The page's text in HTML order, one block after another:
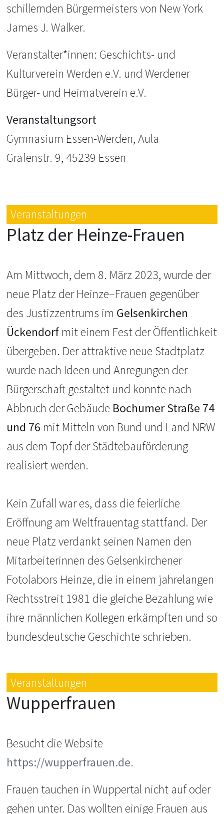
schillernden Bürgermeisters von New York
James J. Walker.
Veranstalter*innen: Geschichts- und
Kulturverein Werden e.V. und Werdener
Bürger- und Heimatverein e.V.
Veranstaltungsort
Gymnasium Essen-Werden, Aula
Grafenstr. 9, 45239 Essen
Veranstaltungen
Platz der Heinze-Frauen
Am Mittwoch, dem 8. März 2023,wurde der
neue Platzder Heinze–Frauen gegenüber
des Justizzentrums im Gelsenkirchen
Ückendorfmit einem Fest der Öffentlichkeit
übergeben. Der attraktive neue Stadtplatz
wurde nach Ideen und Anregungen der
Bürgerschaft gestaltet und konnte nach
Abbruch der Gebäude Bochumer Straße 74
und 76 mit Mitteln von Bund und Land NRW
ausdem Topf der Städtebauförderung
realisiert werden.
Kein Zufall war es, dass die feierliche
Eröffnung am Weltfrauentag stattfand. Der
neue Platz verdankt seinen Namen den
Mitarbeiterinnen des Gelsenkirchener
Fotolabors Heinze, die in einem jahrelangen
Rechtsstreit 1981 die gleiche Bezahlung wie
ihre männlichen Kollegen erkämpften und so
bundesdeutsche Geschichte schrieben.
Veranstaltungen
Wupperfrauen
Besucht die Website
https://wupperfrauen.de.
Frauen tauchen in Wuppertal nicht auf oder
gehen unter. Das wollten einige Frauen aus